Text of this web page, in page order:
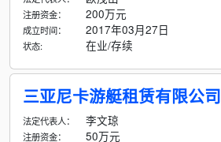
注册资金： 200万元
成立时间： 2017年03月27日
状态: 在业/存续
三亚尼卡游艇租赁有限公司
法定代表人： 李文琼
注册资金： 50万元